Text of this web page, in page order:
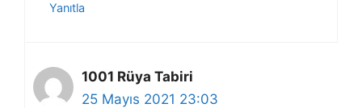
Yanıtla
1001 Rüya Tabiri
25 Mayıs 2021 23:03